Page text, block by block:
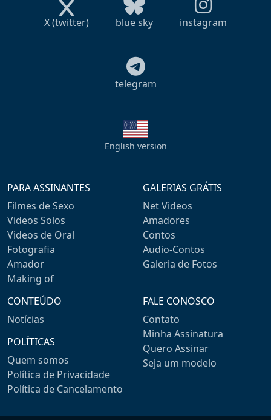
X (twitter) blue sky instagram
telegram
English version
PARA ASSINANTES
Filmes de Sexo
Videos Solos
Videos de Oral
Fotografia
Amador
Making of
GALERIAS GRÁTIS
Net Videos
Amadores
Contos
Audio-Contos
Galeria de Fotos
CONTEÚDO
Notícias
POLÍTICAS
Quem somos
Política de Privacidade
Política de Cancelamento
FALE CONOSCO
Contato
Minha Assinatura
Quero Assinar
Seja um modelo